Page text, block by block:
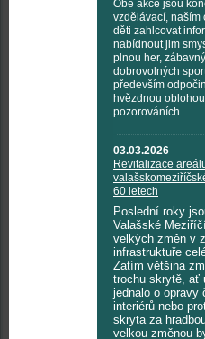
Obě akce jsou
vzdělávací, naším
děti zahlcovat
nabídnout jim
plnou her,
dobrovolných
především
hvězdnou
pozorováních.
03.03.2026
Revitalizace
60 letech
Poslední roky
Valašské
velkých změn v
infrastruktuře
Zatím většina
trochu skrytě, ať
jednalo o opravy
interiérů nebo
skryta za
velkou změnou